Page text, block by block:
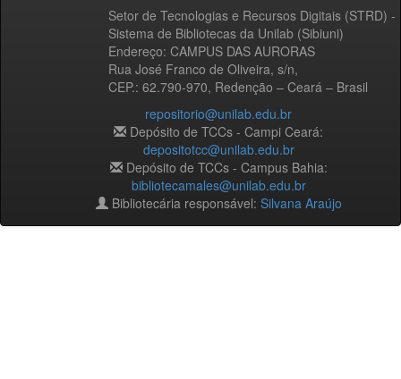
Setor de Tecnologias e Recursos Digitais (STRD) -
Sistema de Bibliotecas da Unilab (Sibiuni)
Endereço: CAMPUS DAS AURORAS
Rua José Franco de Oliveira, s/n,
CEP.: 62.790-970, Redenção – Ceará – Brasil
repositorio@unilab.edu.br
Depósito de TCCs - Campi Ceará:
depositotcc@unilab.edu.br
Depósito de TCCs - Campus Bahia:
bibliotecamales@unilab.edu.br
Bibliotecária responsável: Silvana Araújo